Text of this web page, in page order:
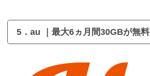
5．au ｜最大6ヵ月間30GBが無料